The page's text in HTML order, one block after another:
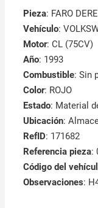
Pieza: FARO
Vehículo:
Motor: CL (75CV)
Año: 1993
Combustible: Sin
Color: ROJO
Estado: Material
Ubicación:
RefID: 171682
Referencia pieza:
Código del
Observaciones: